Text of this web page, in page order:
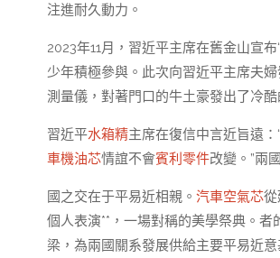
注進耐久動力。
2023年11月，習近平主席在舊金山宣
少年積極參與。此次向習近平主席夫
測量儀，對著門口的牛土豪發出了冷
習近平水箱精主席在復信中言近旨遠
車機油芯情誼不會賓利零件改變。”兩
國之交在于平易近相親。 汽車空氣芯從
個人表演**，一場對稱的美學祭典。
梁，為兩國關系發展供給主要平易近意